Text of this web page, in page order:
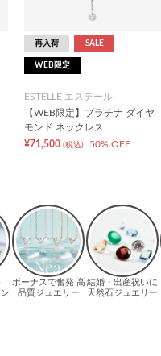
再入荷 SALE
WEB限定
ESTELLE エステール
【WEB限定】プラチナ ダイヤ
モンド ネックレス
¥71,500 (税込) 50% OFF